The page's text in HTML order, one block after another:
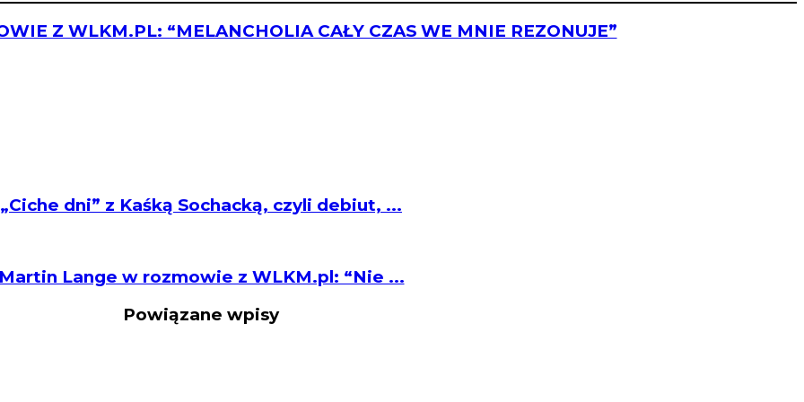
Z WLKM.PL: “MELANCHOLIA CAŁY CZAS WE MNIE REZONUJE”
„Ciche dni” z Kaśką Sochacką, czyli debiut, ...
Martin Lange w rozmowie z WLKM.pl: “Nie ...
Powiązane wpisy